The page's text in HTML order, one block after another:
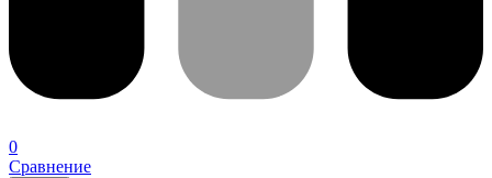
0
Сравнение